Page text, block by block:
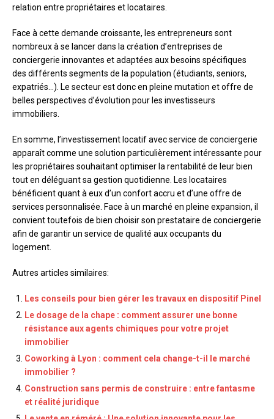
relation entre propriétaires et locataires.
Face à cette demande croissante, les entrepreneurs sont
nombreux à se lancer dans la création d’entreprises de
conciergerie innovantes et adaptées aux besoins spécifiques
des différents segments de la population (étudiants, seniors,
expatriés…). Le secteur est donc en pleine mutation et offre de
belles perspectives d’évolution pour les investisseurs
immobiliers.
En somme, l’investissement locatif avec service de conciergerie
apparaît comme une solution particulièrement intéressante pour
les propriétaires souhaitant optimiser la rentabilité de leur bien
tout en déléguant sa gestion quotidienne. Les locataires
bénéficient quant à eux d’un confort accru et d’une offre de
services personnalisée. Face à un marché en pleine expansion, il
convient toutefois de bien choisir son prestataire de conciergerie
afin de garantir un service de qualité aux occupants du
logement.
Autres articles similaires:
Les conseils pour bien gérer les travaux en dispositif Pinel
Le dosage de la chape : comment assurer une bonne
résistance aux agents chimiques pour votre projet
immobilier
Coworking à Lyon : comment cela change-t-il le marché
immobilier ?
Construction sans permis de construire : entre fantasme
et réalité juridique